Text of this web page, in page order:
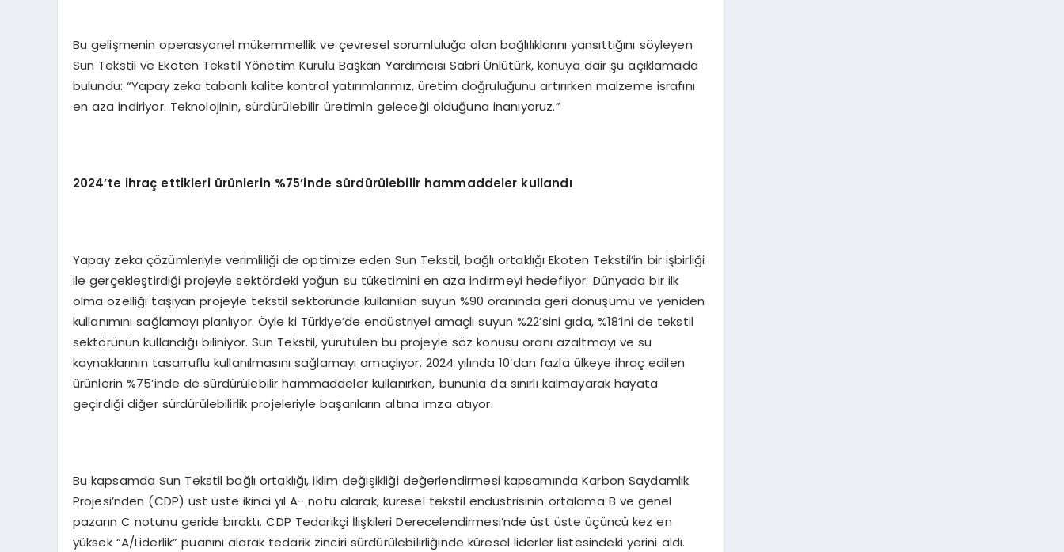
Bu gelişmenin operasyonel mükemmellik ve çevresel sorumluluğa olan bağlılıklarını yansıttığını söyleyen
Sun Tekstil ve Ekoten Tekstil Yönetim Kurulu Başkan Yardımcısı Sabri Ünlütürk, konuya dair şu açıklamada
bulundu: “Yapay zeka tabanlı kalite kontrol yatırımlarımız, üretim doğruluğunu artırırken malzeme israfını
en aza indiriyor. Teknolojinin, sürdürülebilir üretimin geleceği olduğuna inanıyoruz.”
2024’te ihraç ettikleri ürünlerin %75’inde sürdürülebilir hammaddeler kullandı
Yapay zeka çözümleriyle verimliliği de optimize eden Sun Tekstil, bağlı ortaklığı Ekoten Tekstil’in bir işbirliği
ile gerçekleştirdiği projeyle sektördeki yoğun su tüketimini en aza indirmeyi hedefliyor. Dünyada bir ilk
olma özelliği taşıyan projeyle tekstil sektöründe kullanılan suyun %90 oranında geri dönüşümü ve yeniden
kullanımını sağlamayı planlıyor. Öyle ki Türkiye’de endüstriyel amaçlı suyun %22’sini gıda, %18’ini de tekstil
sektörünün kullandığı biliniyor. Sun Tekstil, yürütülen bu projeyle söz konusu oranı azaltmayı ve su
kaynaklarının tasarruflu kullanılmasını sağlamayı amaçlıyor. 2024 yılında 10’dan fazla ülkeye ihraç edilen
ürünlerin %75’inde de sürdürülebilir hammaddeler kullanırken, bununla da sınırlı kalmayarak hayata
geçirdiği diğer sürdürülebilirlik projeleriyle başarıların altına imza atıyor.
Bu kapsamda Sun Tekstil bağlı ortaklığı, iklim değişikliği değerlendirmesi kapsamında Karbon Saydamlık
Projesi’nden (CDP) üst üste ikinci yıl A- notu alarak, küresel tekstil endüstrisinin ortalama B ve genel
pazarın C notunu geride bıraktı. CDP Tedarikçi İlişkileri Derecelendirmesi’nde üst üste üçüncü kez en
yüksek “A/Liderlik” puanını alarak tedarik zinciri sürdürülebilirliğinde küresel liderler listesindeki yerini aldı.